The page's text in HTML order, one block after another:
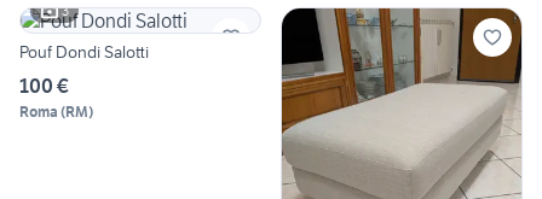
3
Pouf Dondi Salotti
100 €
Roma (RM)